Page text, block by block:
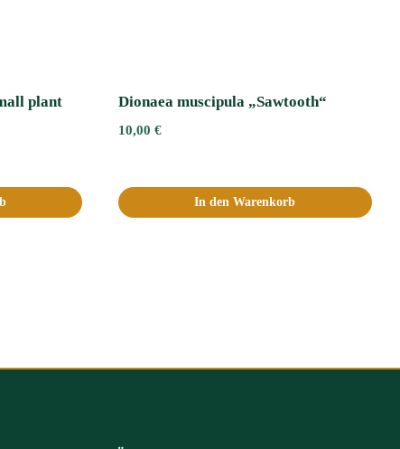
plant
Dionaea muscipula „Sawtooth“
10,00 €
In den Warenkorb